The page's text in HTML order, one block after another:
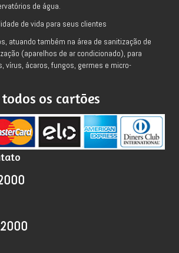
de água.
de vida para seus clientes
atuando também na área de sanitização de
(aparelhos de ar condicionado), para
vírus, ácaros, fungos, germes e micro-
os cartões